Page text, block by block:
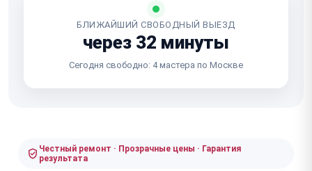
БЛИЖАЙШИЙ СВОБОДНЫЙ ВЫЕЗД
через 32 минуты
Сегодня свободно: 4 мастера по Москве
Честный ремонт · Прозрачные цены · Гарантия
результата